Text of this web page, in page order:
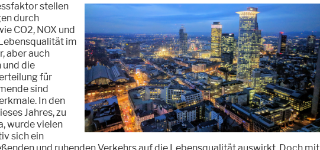
stellen
durch
CO2, NOX und
im
aber auch
und die
für
sind
In den
Jahres, zu
wurde vielen
sich ein